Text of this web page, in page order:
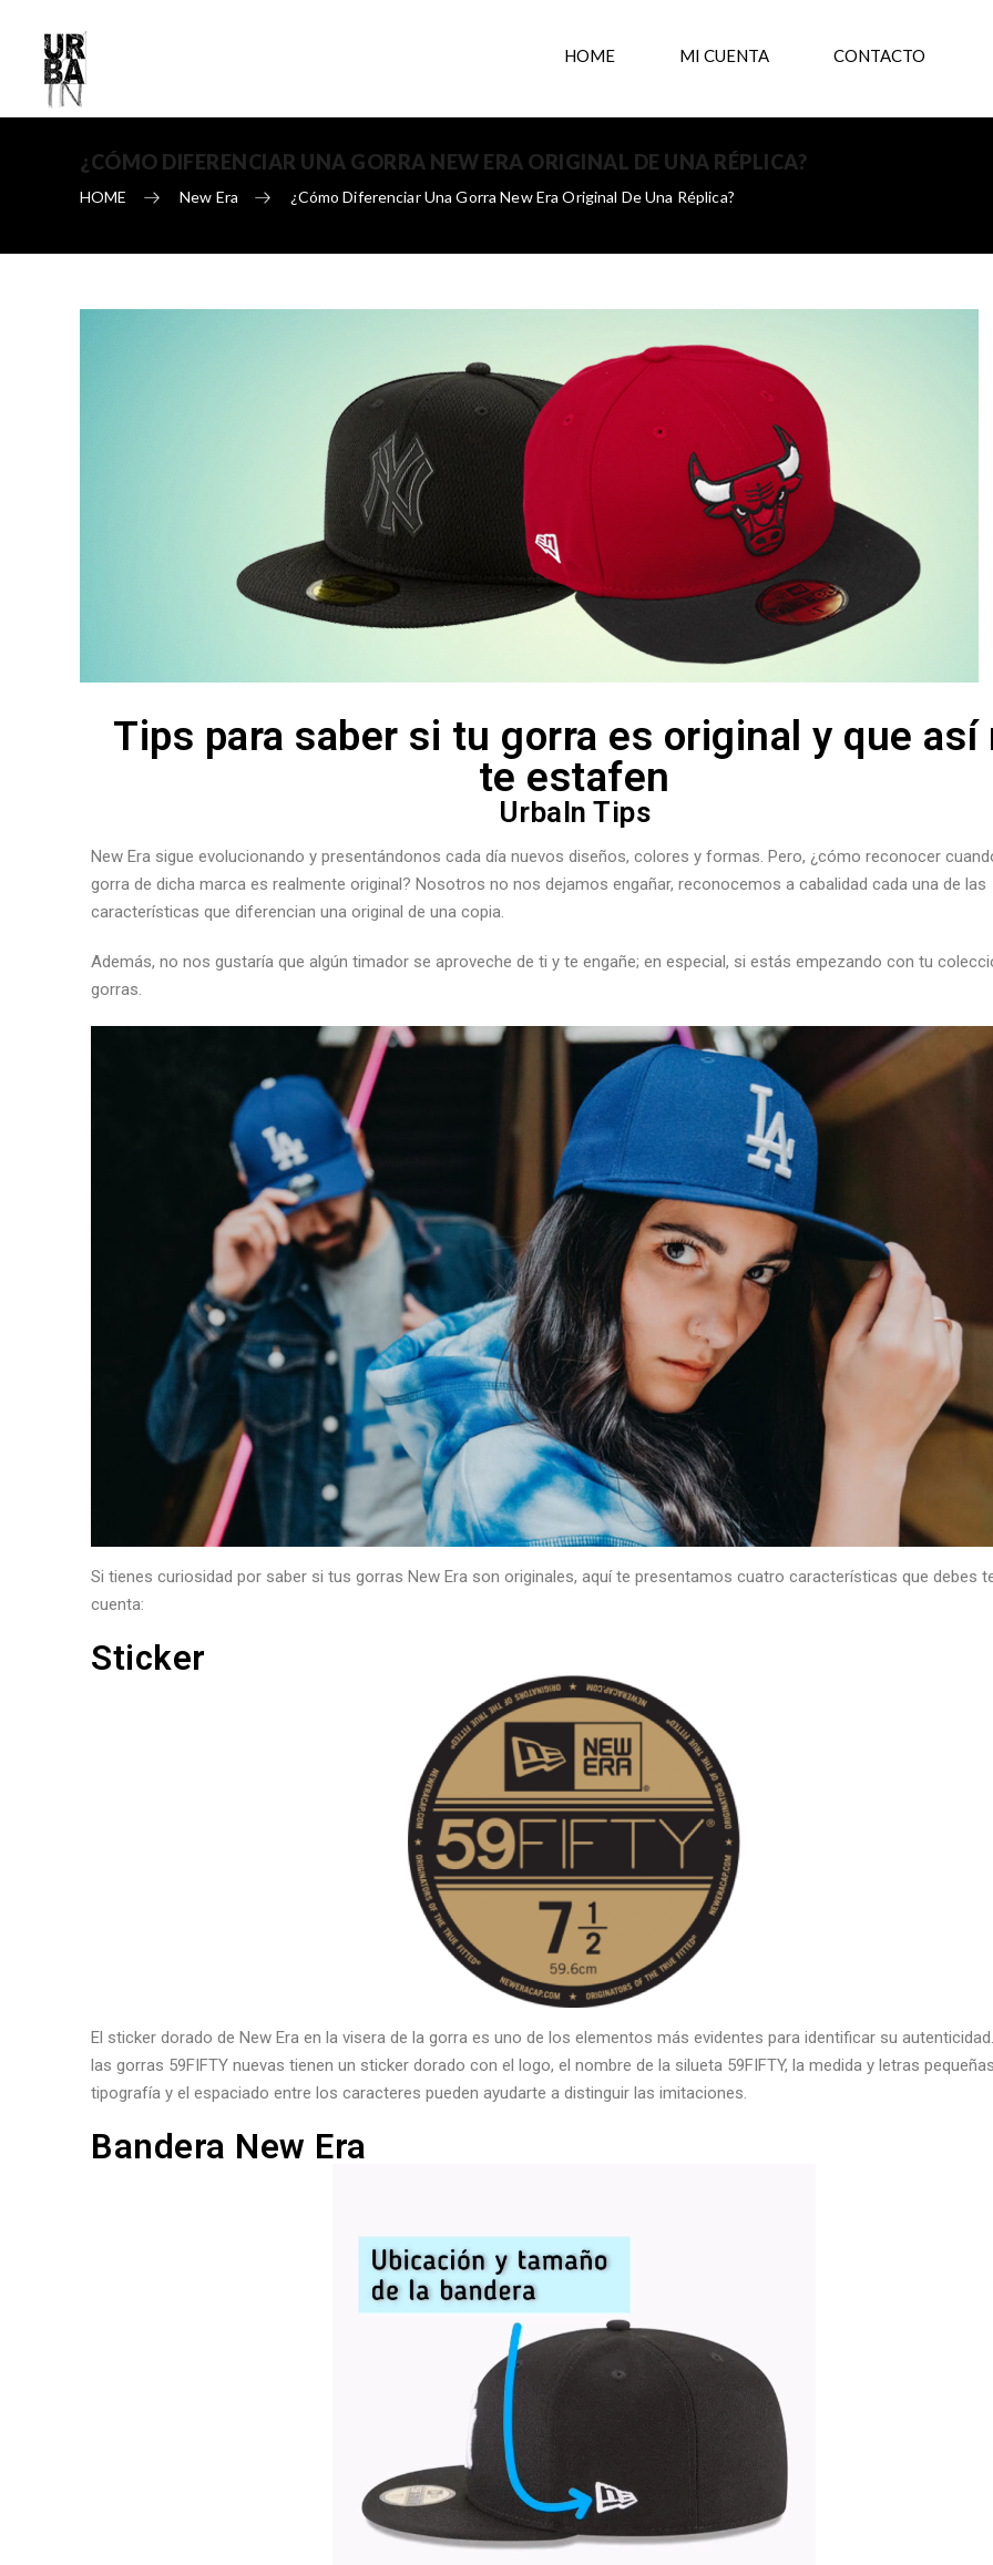
HOME MI CUENTA CONTACTO
¿CÓMO DIFERENCIAR UNA GORRA NEW ERA ORIGINAL DE UNA RÉPLICA?
HOME New Era ¿Cómo Diferenciar Una Gorra New Era Original De Una Réplica?
Tips para saber si tu gorra es original y que así
te estafen
UrbaIn Tips
New Era sigue evolucionando y presentándonos cada día nuevos diseños, colores y formas. Pero, ¿cómo reconocer
gorra de dicha marca es realmente original? Nosotros no nos dejamos engañar, reconocemos a cabalidad cada una de las
características que diferencian una original de una copia.
Además, no nos gustaría que algún timador se aproveche de ti y te engañe; en especial, si estás empezando con tu
gorras.
Si tienes curiosidad por saber si tus gorras New Era son originales, aquí te presentamos cuatro características que debes
cuenta:
Sticker
El sticker dorado de New Era en la visera de la gorra es uno de los elementos más evidentes para identificar su
las gorras 59FIFTY nuevas tienen un sticker dorado con el logo, el nombre de la silueta 59FIFTY, la medida y letras
tipografía y el espaciado entre los caracteres pueden ayudarte a distinguir las imitaciones.
Bandera New Era